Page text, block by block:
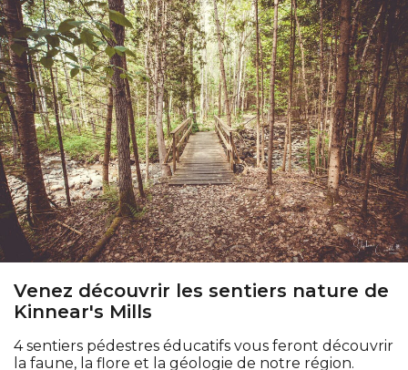
Venez découvrir les sentiers nature de
Kinnear's Mills
4 sentiers pédestres éducatifs vous feront découvrir
la faune, la flore et la géologie de notre région.